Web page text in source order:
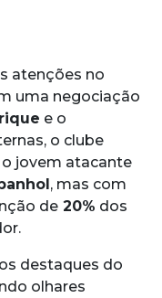
atenções no
uma negociação
e o
o clube
jovem atacante
, mas com
de 20% dos
destaques do
olhares